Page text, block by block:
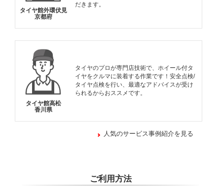
タイヤ館外環伏見
京都府
だきます。
タイヤ館高松
香川県
タイヤのプロが専門店技術で、ホイール付タ
イヤをクルマに装着する作業です！安全点検/
タイヤ点検を行い、最適なアドバイスが受け
られるからおススメです。
人気のサービス事例紹介を見る
ご利用方法